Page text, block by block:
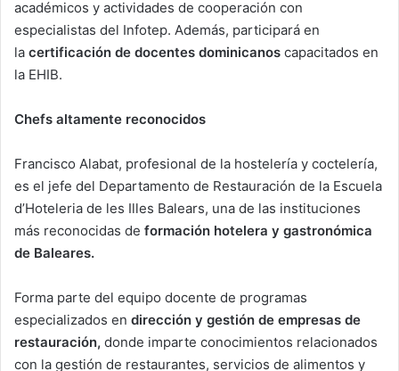
académicos y actividades de cooperación con
especialistas del Infotep. Además, participará en
la certificación de docentes dominicanos capacitados en
la EHIB.
Chefs altamente reconocidos
Francisco Alabat, profesional de la hostelería y coctelería,
es el jefe del Departamento de Restauración de la Escuela
d’Hoteleria de les Illes Balears, una de las instituciones
más reconocidas de formación hotelera y gastronómica
de Baleares.
Forma parte del equipo docente de programas
especializados en dirección y gestión de empresas de
restauración, donde imparte conocimientos relacionados
con la gestión de restaurantes, servicios de alimentos y